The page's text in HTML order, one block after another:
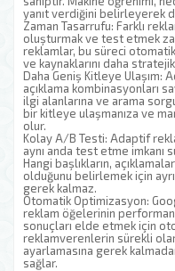
yanıt verdiğini belirleyerek
Zaman Tasarrufu: Farklı
oluşturmak ve test etmek
reklamlar, bu süreci
ve kaynaklarını daha
Daha Geniş Kitleye Ulaşım:
açıklama kombinasyonları
ilgi alanlarına ve arama
bir kitleye ulaşmanıza ve
olur.
Kolay A/B Testi: Adaptif
aynı anda test etme imkanı
Hangi başlıkların,
olduğunu belirlemek için
gerek kalmaz.
Otomatik Optimizasyon:
reklam öğelerinin
sonuçları elde etmek için
reklamverenlerin sürekli
ayarlamasına gerek
sağlar.